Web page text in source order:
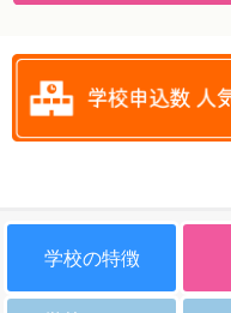
学校の特徴